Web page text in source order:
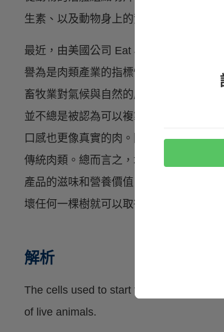
生素、以及動物身上的賀爾蒙問題。至
最近，由美國公司 Eat Just 所生產的培
譽為是肉類產業的指標性時刻，因為很
畜牧業對氣候與自然的威脅。傳統上來
並不總是被認為可以複製傳統肉類的口
口感也更像真實的肉。因此，發展試管
傳統肉類。總而言之，培植肉的市場潛
產品的滋味和營養價值。或許在短短幾
壞任何一棵樹就可以取得。
解析
The cells used to start the process
of live animals.